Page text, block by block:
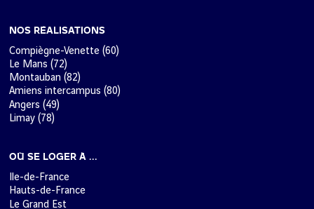
NOS RÉALISATIONS
Compiègne-Venette (60)
Le Mans (72)
Montauban (82)
Amiens intercampus (80)
Angers (49)
Limay (78)
OÙ SE LOGER À ...
Ile-de-France
Hauts-de-France
Le Grand Est